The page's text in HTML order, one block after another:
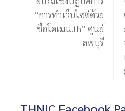
“การทำเว็บไซต์ด้วย
ชื่อโดเมน.th” ศูนย์
ลพบุรี